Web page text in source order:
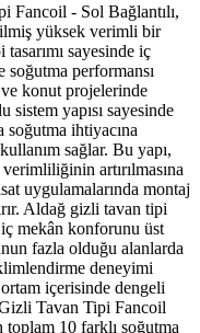
- Sol Bağlantılı,
yüksek verimli bir
sayesinde iç
soğutma performansı
konut projelerinde
yapısı sayesinde
soğutma ihtiyacına
sağlar. Bu yapı,
artırılmasına
uygulamalarında montaj
Aldağ gizli tavan tipi
mekân konforunu üst
fazla olduğu alanlarda
deneyimi
içerisinde dengeli
Tavan Tipi Fancoil
toplam 10 farklı soğutma